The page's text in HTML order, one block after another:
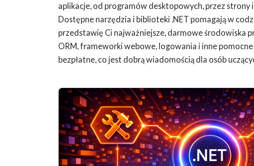
aplikacje, od programów desktopowych, przez
Dostępne narzędzia i biblioteki .NET pomagają w
przedstawię Ci najważniejsze, darmowe środowiska
ORM, frameworki webowe, logowania i inne
bezpłatne, co jest dobrą wiadomością dla osób